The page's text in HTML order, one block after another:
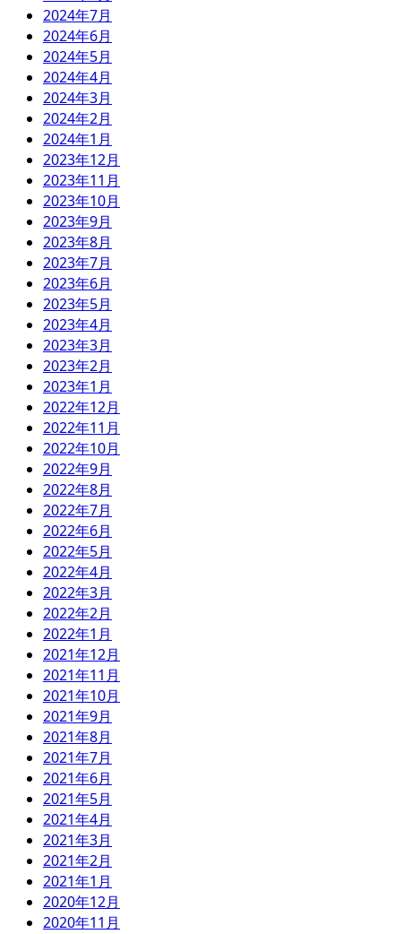
2024年7月
2024年6月
2024年5月
2024年4月
2024年3月
2024年2月
2024年1月
2023年12月
2023年11月
2023年10月
2023年9月
2023年8月
2023年7月
2023年6月
2023年5月
2023年4月
2023年3月
2023年2月
2023年1月
2022年12月
2022年11月
2022年10月
2022年9月
2022年8月
2022年7月
2022年6月
2022年5月
2022年4月
2022年3月
2022年2月
2022年1月
2021年12月
2021年11月
2021年10月
2021年9月
2021年8月
2021年7月
2021年6月
2021年5月
2021年4月
2021年3月
2021年2月
2021年1月
2020年12月
2020年11月